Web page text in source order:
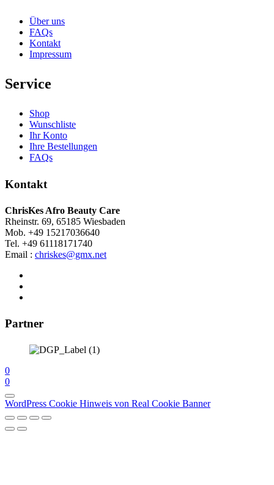
Über uns
FAQs
Kontakt
Impressum
Service
Shop
Wunschliste
Ihr Konto
Ihre Bestellungen
FAQs
Kontakt
ChrisKes Afro Beauty Care
Rheinstr. 69, 65185 Wiesbaden
Mob. +49 15217036640
Tel. +49 61118171740
Email : chriskes@gmx.net
Partner
0
0
WordPress Cookie Hinweis von Real Cookie Banner